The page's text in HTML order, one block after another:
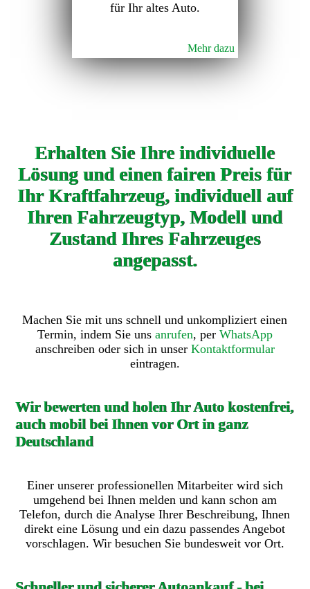
für Ihr altes Auto.
Mehr dazu
Erhalten Sie Ihre individuelle
Lösung und einen fairen Preis für
Ihr Kraftfahrzeug, individuell auf
Ihren Fahrzeugtyp, Modell und
Zustand Ihres Fahrzeuges
angepasst.
Machen Sie mit uns schnell und unkompliziert einen
Termin, indem Sie uns anrufen, per WhatsApp
anschreiben oder sich in unser Kontaktformular
eintragen.
Wir bewerten und holen Ihr Auto kostenfrei,
auch mobil bei Ihnen vor Ort in ganz
Deutschland
Einer unserer professionellen Mitarbeiter wird sich
umgehend bei Ihnen melden und kann schon am
Telefon, durch die Analyse Ihrer Beschreibung, Ihnen
direkt eine Lösung und ein dazu passendes Angebot
vorschlagen. Wir besuchen Sie bundesweit vor Ort.